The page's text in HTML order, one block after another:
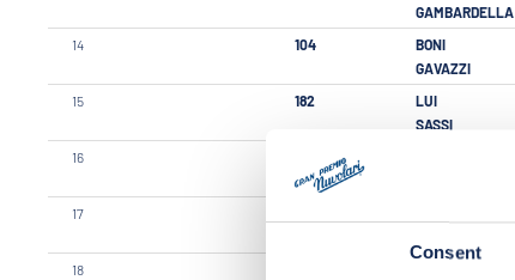
Consent
GAMBARDELLA
14
104
BONI
GAVAZZI
15
182
LUI
SASSI
16
17
18